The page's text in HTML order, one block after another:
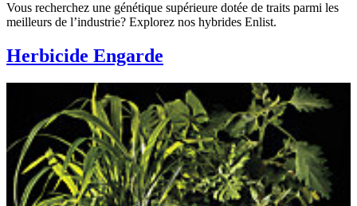
Vous recherchez une génétique supérieure dotée de traits parmi les
meilleurs de l’industrie? Explorez nos hybrides Enlist.
Herbicide Engarde